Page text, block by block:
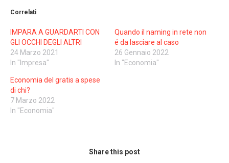
Correlati
IMPARA A GUARDARTI CON
GLI OCCHI DEGLI ALTRI
24 Marzo 2021
In "Impresa"
Quando il naming in rete non
é da lasciare al caso
26 Gennaio 2022
In "Economia"
Economia del gratis a spese
di chi?
7 Marzo 2022
In "Economia"
Share this post